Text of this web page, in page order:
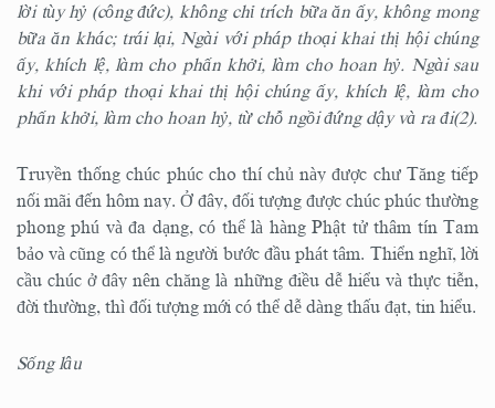
lời tùy hỷ (công đức), không chỉ trích bữa ăn ấy, không mong
bữa ăn khác; trái lại, Ngài với pháp thoại khai thị hội chúng
ấy, khích lệ, làm cho phấn khởi, làm cho hoan hỷ. Ngài sau
khi với pháp thoại khai thị hội chúng ấy, khích lệ, làm cho
phấn khởi, làm cho hoan hỷ, từ chỗ ngồi đứng dậy và ra đi(2).
Truyền thống chúc phúc cho thí chủ này được chư Tăng tiếp
nối mãi đến hôm nay. Ở đây, đối tượng được chúc phúc thường
phong phú và đa dạng, có thể là hàng Phật tử thâm tín Tam
bảo và cũng có thể là người bước đầu phát tâm. Thiển nghĩ, lời
cầu chúc ở đây nên chăng là những điều dễ hiểu và thực tiễn,
đời thường, thì đối tượng mới có thể dễ dàng thấu đạt, tin hiểu.
Sống lâu